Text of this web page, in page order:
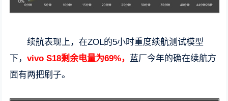
续航表现上，在ZOL的5小时重度续航测试模型
下，vivo S18剩余电量为69%， 蓝厂今年的确在续航方
面有两把刷子。